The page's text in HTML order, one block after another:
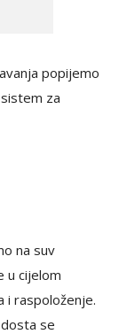
popijemo
za
na suv
u cijelom
i raspoloženje.
se